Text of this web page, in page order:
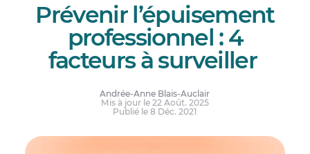
Prévenir l’épuisement
professionnel : 4
facteurs à surveiller
Andrée-Anne Blais-Auclair
Mis à jour le 22 Août. 2025
Publié le 8 Déc. 2021
Le soutien social, protection ultime contre le
burnout
La prévention, votre plus précieux allié